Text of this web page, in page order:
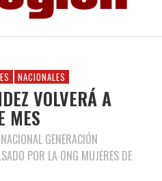
NACIONALES
VOLVERÁ A
MES
GENERACIÓN
POR LA ONG MUJERES DE